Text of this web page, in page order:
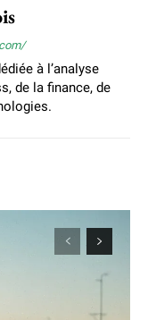
à l’analyse
de la finance, de